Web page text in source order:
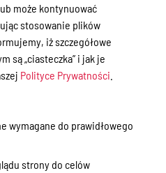
najem,
może kontynuować
stosowanie plików
iż szczegółowe
są „ciasteczka” i jak je
Polityce Prywatności
wymagane do prawidłowego
strony do celów